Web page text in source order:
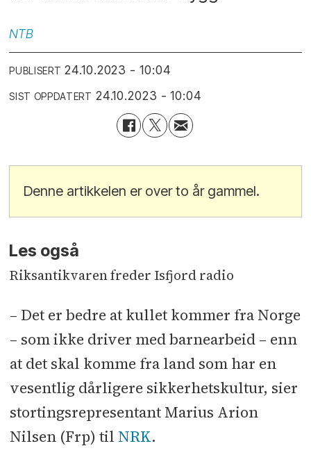
NTB
PUBLISERT 24.10.2023 - 10:04
SIST OPPDATERT 24.10.2023 - 10:04
Denne artikkelen er over to år gammel.
Les også
Riksantikvaren freder Isfjord radio
– Det er bedre at kullet kommer fra Norge
– som ikke driver med barnearbeid – enn
at det skal komme fra land som har en
vesentlig dårligere sikkerhetskultur, sier
stortingsrepresentant Marius Arion
Nilsen (Frp) til NRK.